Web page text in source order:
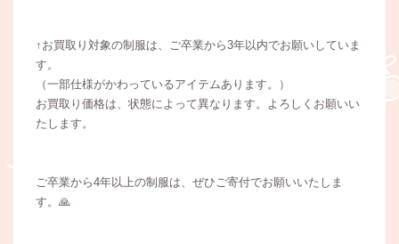
↑お買取り対象の制服は、ご卒業から3年以内でお願いしていま
す。
（一部仕様がかわっているアイテムあります。）
お買取り価格は、状態によって異なります。よろしくお願いい
たします。
ご卒業から4年以上の制服は、ぜひご寄付でお願いいたしま
す。🙏